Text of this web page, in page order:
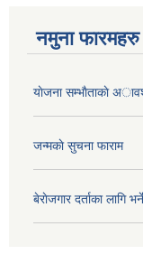
नमुना फारमहरु
याेजना सम्भाैताकाे
जन्मकाे सुचना फाराम
बेराेजगार दर्ताका लागि